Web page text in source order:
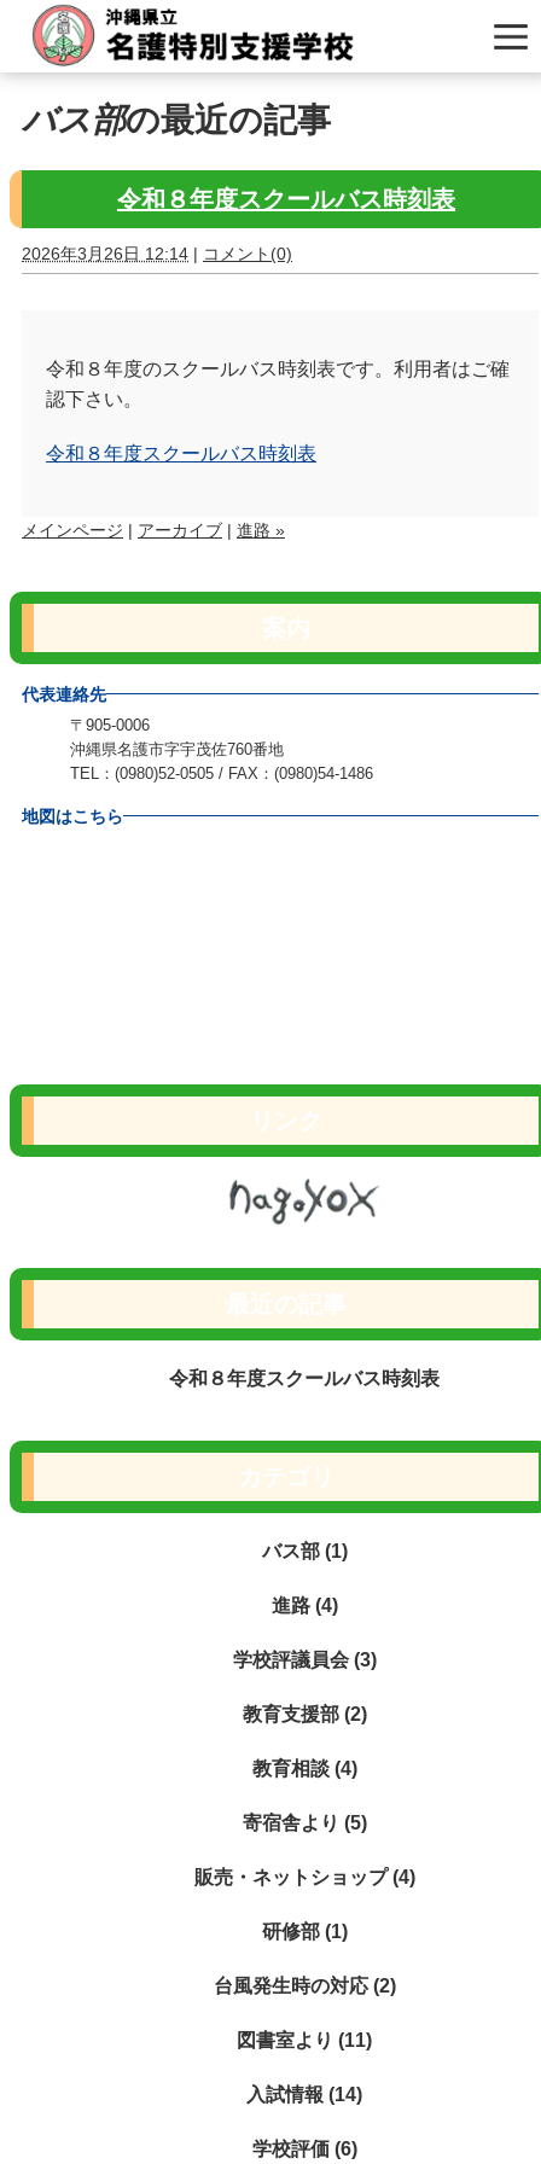
バス部の最近の記事
令和８年度スクールバス時刻表
2026年3月26日 12:14 | コメント(0)
令和８年度のスクールバス時刻表です。利用者はご確
認下さい。
令和８年度スクールバス時刻表
メインページ | アーカイブ | 進路 »
代表連絡先
〒905-0006
沖縄県名護市字宇茂佐760番地
TEL：(0980)52-0505 / FAX：(0980)54-1486
地図はこちら
令和８年度スクールバス時刻表
バス部 (1)
進路 (4)
学校評議員会 (3)
教育支援部 (2)
教育相談 (4)
寄宿舎より (5)
販売・ネットショップ (4)
研修部 (1)
台風発生時の対応 (2)
図書室より (11)
入試情報 (14)
学校評価 (6)